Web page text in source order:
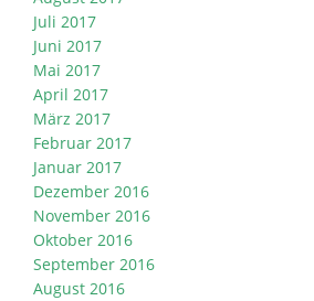
Juli 2017
Juni 2017
Mai 2017
April 2017
März 2017
Februar 2017
Januar 2017
Dezember 2016
November 2016
Oktober 2016
September 2016
August 2016